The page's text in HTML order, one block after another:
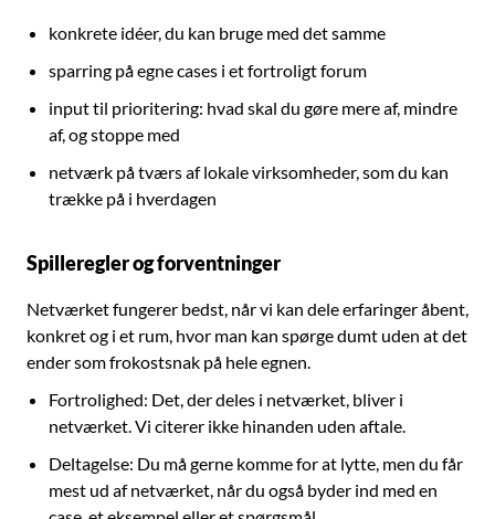
konkrete idéer, du kan bruge med det samme
sparring på egne cases i et fortroligt forum
input til prioritering: hvad skal du gøre mere af, mindre
af, og stoppe med
netværk på tværs af lokale virksomheder, som du kan
trække på i hverdagen
Spilleregler og forventninger
Netværket fungerer bedst, når vi kan dele erfaringer åbent,
konkret og i et rum, hvor man kan spørge dumt uden at det
ender som frokostsnak på hele egnen.
Fortrolighed: Det, der deles i netværket, bliver i
netværket. Vi citerer ikke hinanden uden aftale.
Deltagelse: Du må gerne komme for at lytte, men du får
mest ud af netværket, når du også byder ind med en